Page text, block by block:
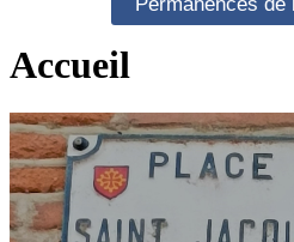
Permanences
Accueil